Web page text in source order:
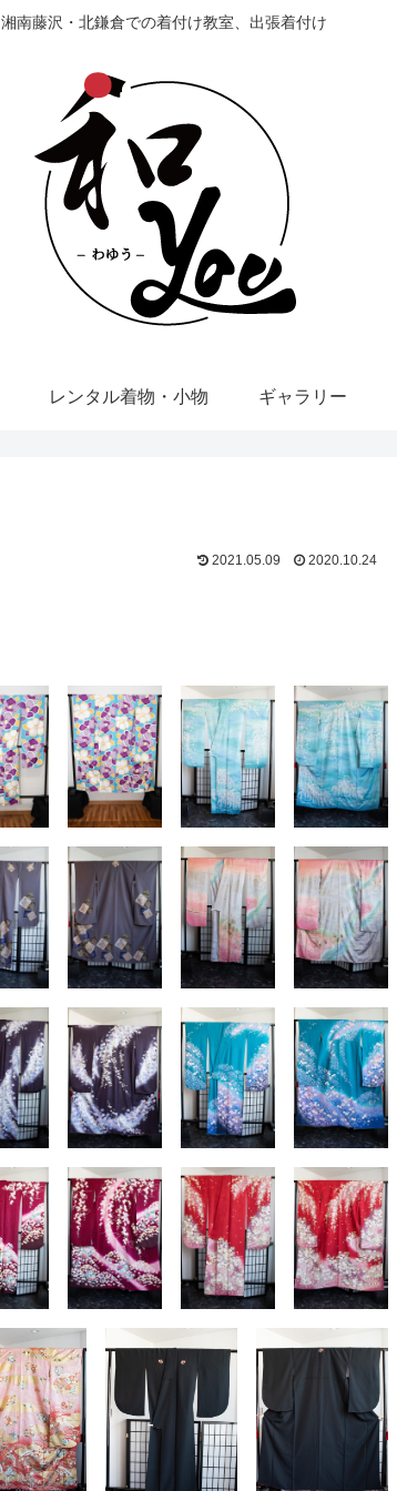
湘南藤沢・北鎌倉での着付け教室、出張着付け
レンタル着物・小物 ギャラリー
2021.05.09 2020.10.24